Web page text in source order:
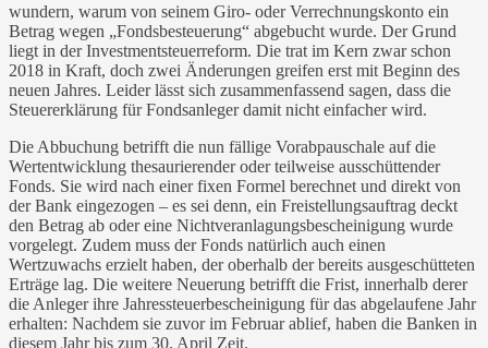
wundern, warum von seinem Giro- oder Verrechnungskonto ein
Betrag wegen „Fondsbesteuerung“ abgebucht wurde. Der Grund
liegt in der Investmentsteuerreform. Die trat im Kern zwar schon
2018 in Kraft, doch zwei Änderungen greifen erst mit Beginn des
neuen Jahres. Leider lässt sich zusammenfassend sagen, dass die
Steuererklärung für Fondsanleger damit nicht einfacher wird.
Die Abbuchung betrifft die nun fällige Vorabpauschale auf die
Wertentwicklung thesaurierender oder teilweise ausschüttender
Fonds. Sie wird nach einer fixen Formel berechnet und direkt von
der Bank eingezogen – es sei denn, ein Freistellungsauftrag deckt
den Betrag ab oder eine Nichtveranlagungsbescheinigung wurde
vorgelegt. Zudem muss der Fonds natürlich auch einen
Wertzuwachs erzielt haben, der oberhalb der bereits ausgeschütteten
Erträge lag. Die weitere Neuerung betrifft die Frist, innerhalb derer
die Anleger ihre Jahressteuerbescheinigung für das abgelaufene Jahr
erhalten: Nachdem sie zuvor im Februar ablief, haben die Banken in
diesem Jahr bis zum 30. April Zeit.